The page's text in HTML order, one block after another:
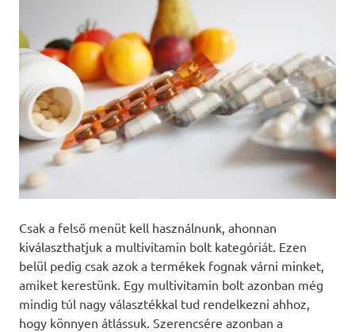
Csak a felső menüt kell használnunk, ahonnan
kiválaszthatjuk a multivitamin bolt kategóriát. Ezen
belül pedig csak azok a termékek fognak várni minket,
amiket kerestünk. Egy multivitamin bolt azonban még
mindig túl nagy választékkal tud rendelkezni ahhoz,
hogy könnyen átlássuk. Szerencsére azonban a